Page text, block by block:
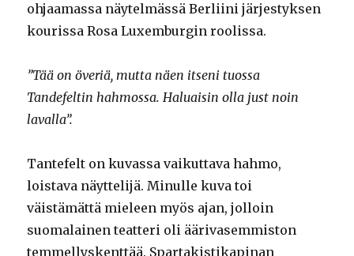
ohjaamassa näytelmässä Berliini järjestyksen
kourissa Rosa Luxemburgin roolissa.
”Tää on överiä, mutta näen itseni tuossa
Tandefeltin hahmossa. Haluaisin olla just noin
lavalla”.
Tantefelt on kuvassa vaikuttava hahmo,
loistava näyttelijä. Minulle kuva toi
väistämättä mieleen myös ajan, jolloin
suomalainen teatteri oli äärivasemmiston
temmellyskenttää. Spartakistikapinan